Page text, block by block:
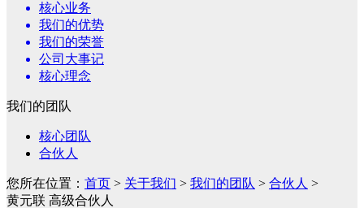
核心业务
我们的优势
我们的荣誉
公司大事记
核心理念
我们的团队
核心团队
合伙人
您所在位置： 首页 > 关于我们 > 我们的团队 > 合伙人 >
黄元联 高级合伙人